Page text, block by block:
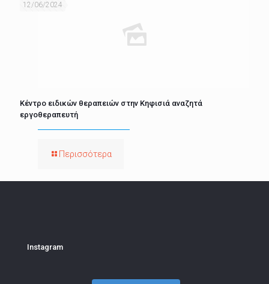
12/06/2024
Κέντρο ειδικών θεραπειών στην Κηφισιά αναζητά
εργοθεραπευτή
Περισσότερα
Instagram